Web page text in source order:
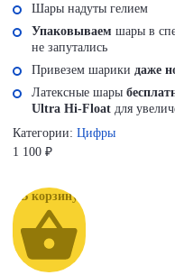
Шары надуты гелием
Упаковываем шары в
не запутались
Привезем шарики даже
Латексные шары
Ultra Hi-Float для
Категории: Цифры
1 100 ₽